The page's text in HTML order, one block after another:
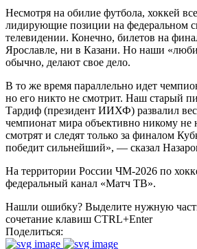
Несмотря на обилие футбола, хоккей
лидирующие позиции на федеральном
телевидении. Конечно, билетов на
Ярославле, ни в Казани. Но наши
обычно, делают свое дело.
В то же время параллельно идет
но его никто не смотрит. Наш старый
Тардиф (президент ИИХФ) развалил
чемпионат мира объективно никому не
смотрят и следят только за финалом
победит сильнейший», — сказал
На территории России ЧМ-2026 по
федеральный канал «Матч ТВ».
Нашли ошибку? Выделите нужную
сочетание клавиш CTRL+Enter
Поделиться: